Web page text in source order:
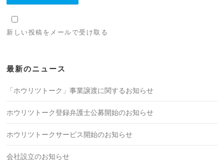
新しい投稿をメールで受け取る
最新のニュース
「ホウリツトーク」事業譲渡に関するお知らせ
ホウリツトーク登録弁護士公募開始のお知らせ
ホウリツトークサービス開始のお知らせ
会社設立のお知らせ